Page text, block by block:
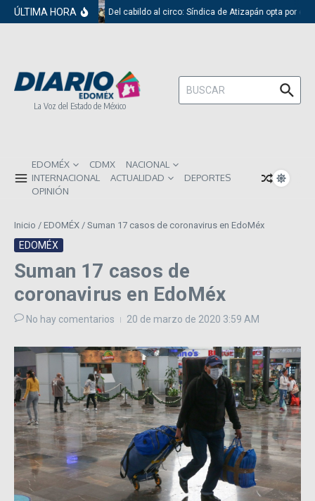
Saltar al contenido
ÚLTIMA HORA Del cabildo al circo: Síndica de Atizapán opta por el
La Voz del Estado de México
Buscar:
EDOMÉX CDMX
NACIONAL
INTERNACIONAL
ACTUALIDAD
DEPORTES
OPINIÓN
Inicio / EDOMÉX / Suman 17 casos de coronavirus en EdoMéx
EDOMÉX
Suman 17 casos de
coronavirus en EdoMéx
No hay comentarios 20 de marzo de 2020 3:59 AM